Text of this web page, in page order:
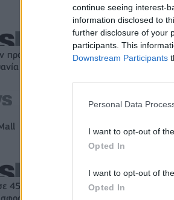
continue seeing interest-
information disclosed to
further disclosure of your
participants. This
Downstream Participants
Personal Data
I want to opt-out of
Opted In
I want to opt-out of
Opted In
πρόκριση στους «4» οι
στην παράταση
Ο Ένες
και αύξηση κερδών 57% - Τα
στοιχήματα σε low & non
επιχειρήσεις ξεκίνησε